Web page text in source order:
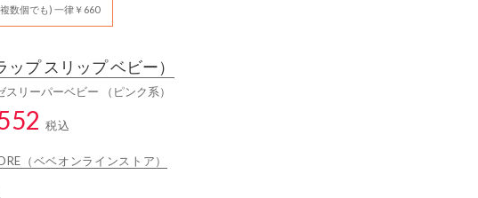
数個でも) 一律￥660
ップ スリップ ベビー）
スリーパーベビー （ピンク系）
税込
（ベベオンラインストア）